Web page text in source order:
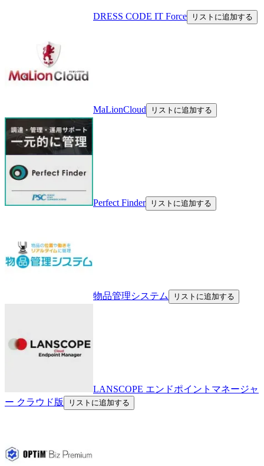
DRESS CODE IT Force リストに追加する
MaLionCloud リストに追加する
Perfect Finder リストに追加する
物品管理システム リストに追加する
LANSCOPE エンドポイントマネージャ
ー クラウド版
リストに追加する